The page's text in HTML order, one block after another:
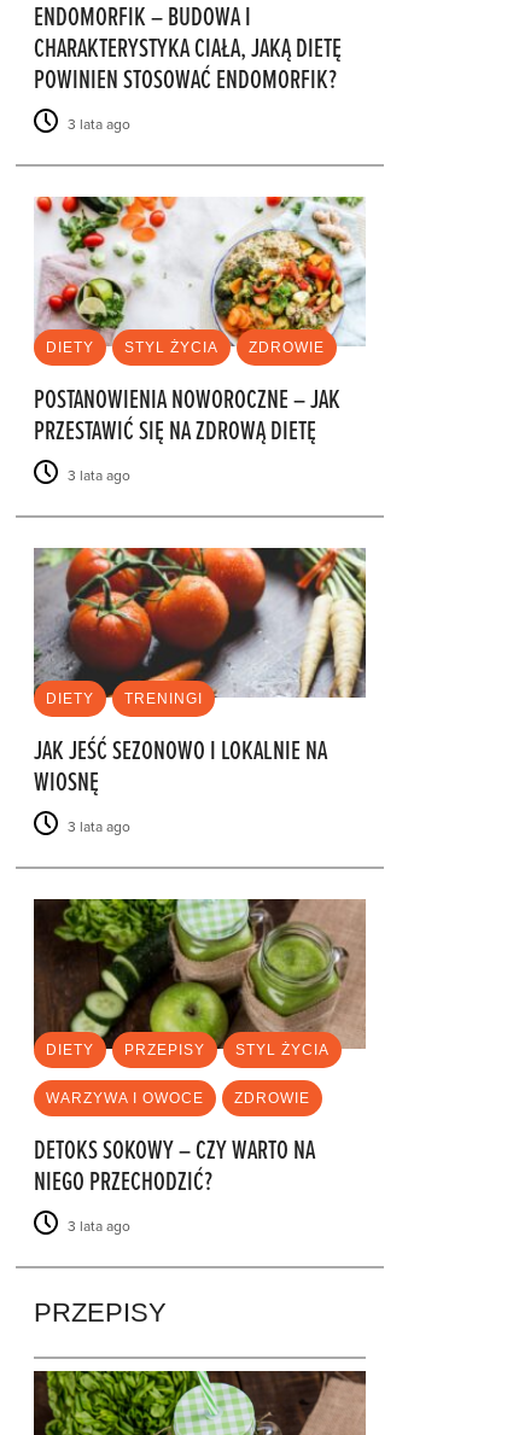
ENDOMORFIK – BUDOWA I
CHARAKTERYSTYKA CIAŁA, JAKĄ DIETĘ
POWINIEN STOSOWAĆ ENDOMORFIK?
3 lata ago
DIETY STYL ŻYCIA ZDROWIE
POSTANOWIENIA NOWOROCZNE – JAK
PRZESTAWIĆ SIĘ NA ZDROWĄ DIETĘ
3 lata ago
DIETY TRENINGI
JAK JEŚĆ SEZONOWO I LOKALNIE NA
WIOSNĘ
3 lata ago
DIETY PRZEPISY STYL ŻYCIA
WARZYWA I OWOCE ZDROWIE
DETOKS SOKOWY – CZY WARTO NA
NIEGO PRZECHODZIĆ?
3 lata ago
PRZEPISY